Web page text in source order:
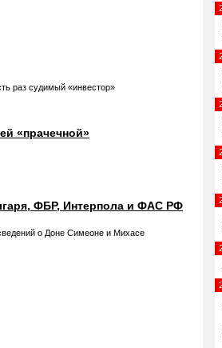
раз судимый «инвестор»
«прачечной»
ФБР, Интерпола и ФАС РФ
о Доне Симеоне и Михасе